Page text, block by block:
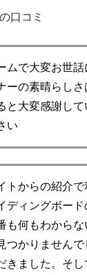
口コミ
ムで大変お世
ーの素晴らし
と大変感謝し
い
トからの紹介
ディングボー
も何もわから
つかりません
きました。そ